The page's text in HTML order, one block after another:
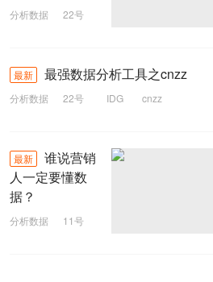
分析数据
22号
分析工具
最新 最强数据分析工具之cnzz
分析数据 22号 IDG
cnzz
最新
谁说营销
人一定要懂数
据？
分析数据
11号